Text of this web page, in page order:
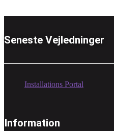
Seneste Vejledninger
Installations Portal
Information